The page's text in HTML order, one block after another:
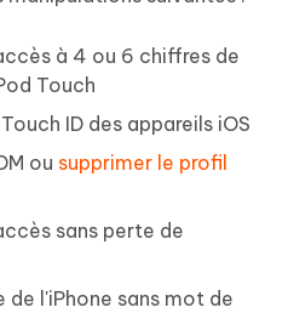
à 4 ou 6 chiffres de
Touch
ID des appareils iOS
ou supprimer le profil
sans perte de
de l'iPhone sans mot de